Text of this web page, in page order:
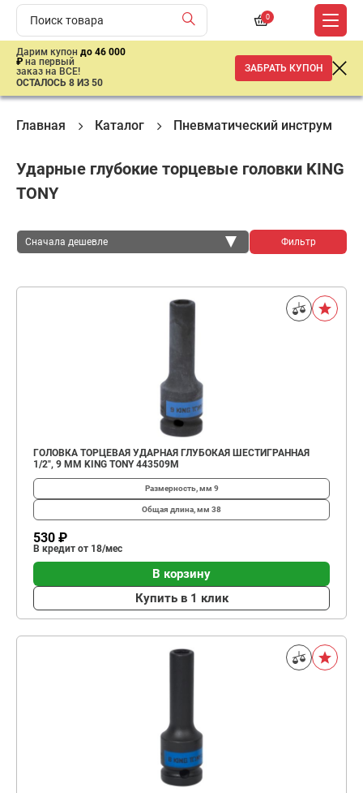
0
Дарим купон до 46 000
₽ на первый
заказ на ВСЕ!
ОСТАЛОСЬ 8 ИЗ 50
ЗАБРАТЬ КУПОН
Главная Каталог Пневматический инструмент
Ударные глубокие торцевые головки KING
TONY
Сначала дешевле Фильтр
ГОЛОВКА ТОРЦЕВАЯ УДАРНАЯ ГЛУБОКАЯ ШЕСТИГРАННАЯ
1/2", 9 ММ KING TONY 443509M
Размерность, мм 9
Общая длина, мм 38
530 ₽
В кредит от 18/мес
В корзину
Купить в 1 клик